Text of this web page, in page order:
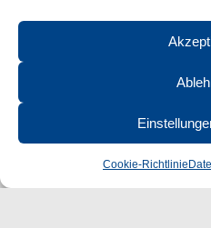
Cookie-Richtlinie
CLASSIC
Robert-Bunsen-Str. 1
Öffnungszeiten:
Mo–Do 09:00–16:00 Uhr